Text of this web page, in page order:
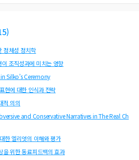
)
정체성 정치학
조직성과에 미치는 영향
Silko’s Ceremony
현에 대한 인식과 전략
적 의의
and Conservative Narratives in The Real Ch
한 엘리엇의 이해와 평가
을 위한 동료피드백의 효과